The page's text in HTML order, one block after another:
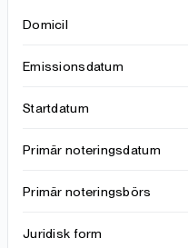
Domicil
Emissionsdatum
Startdatum
Primär noteringsdatum
Primär noteringsbörs
Juridisk form